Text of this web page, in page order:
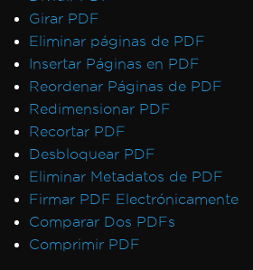
Girar PDF
Eliminar páginas de PDF
Insertar Páginas en PDF
Reordenar Páginas de PDF
Redimensionar PDF
Recortar PDF
Desbloquear PDF
Eliminar Metadatos de PDF
Firmar PDF Electrónicamente
Comparar Dos PDFs
Comprimir PDF